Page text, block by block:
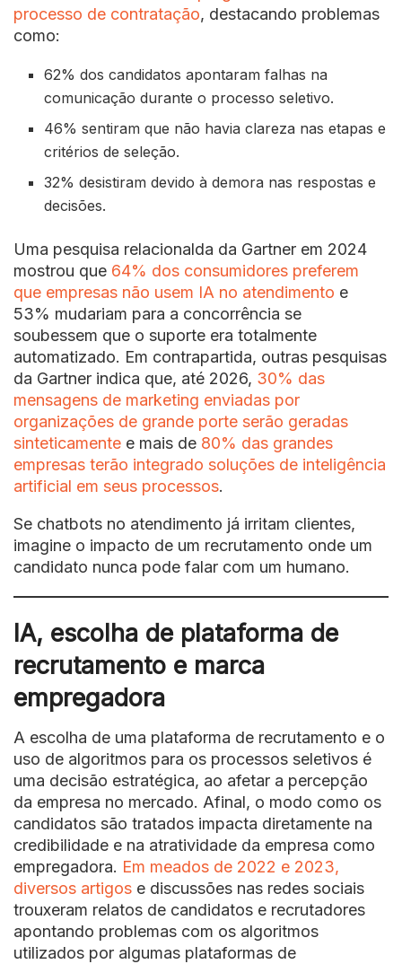
processo de contratação, destacando problemas
como:
62% dos candidatos apontaram falhas na
comunicação durante o processo seletivo.
46% sentiram que não havia clareza nas etapas e
critérios de seleção.
32% desistiram devido à demora nas respostas e
decisões.
Uma pesquisa relacionalda da Gartner em 2024
mostrou que 64% dos consumidores preferem
que empresas não usem IA no atendimento e
53% mudariam para a concorrência se
soubessem que o suporte era totalmente
automatizado. Em contrapartida, outras pesquisas
da Gartner indica que, até 2026, 30% das
mensagens de marketing enviadas por
organizações de grande porte serão geradas
sinteticamente e mais de 80% das grandes
empresas terão integrado soluções de inteligência
artificial em seus processos.
Se chatbots no atendimento já irritam clientes,
imagine o impacto de um recrutamento onde um
candidato nunca pode falar com um humano.
IA, escolha de plataforma de
recrutamento e marca
empregadora
A escolha de uma plataforma de recrutamento e o
uso de algoritmos para os processos seletivos é
uma decisão estratégica, ao afetar a percepção
da empresa no mercado. Afinal, o modo como os
candidatos são tratados impacta diretamente na
credibilidade e na atratividade da empresa como
empregadora. Em meados de 2022 e 2023,
diversos artigos e discussões nas redes sociais
trouxeram relatos de candidatos e recrutadores
apontando problemas com os algoritmos
utilizados por algumas plataformas de